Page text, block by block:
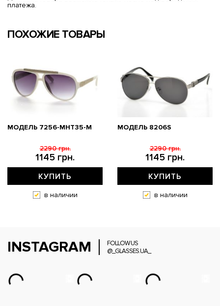
платежа.
ПОХОЖИЕ ТОВАРЫ
МОДЕЛЬ 7256-MHT35-M
1145 грн.
2290 грн.
КУПИТЬ
в наличии
МОДЕЛЬ 8206S
1145 грн.
2290 грн.
КУПИТЬ
в наличии
INSTAGRAM
FOLLOW US
@_GLASSES.UA_